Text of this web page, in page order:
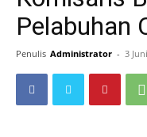
Pelabuhan
Penulis Administrator - 3